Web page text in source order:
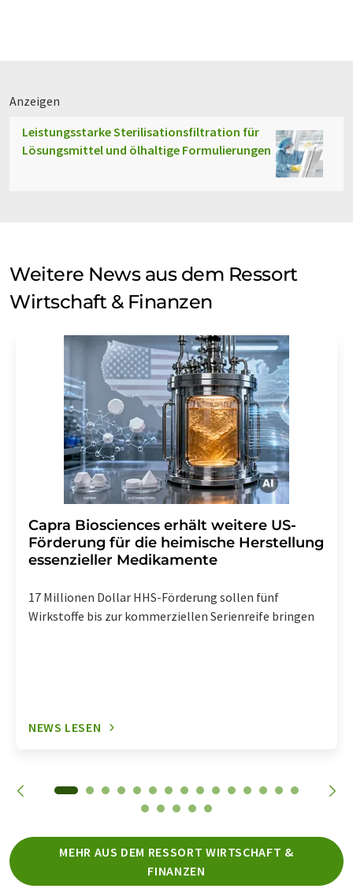
Anzeigen
Leistungsstarke Sterilisationsfiltration für
Lösungsmittel und ölhaltige Formulierungen
Weitere News aus dem Ressort
Wirtschaft & Finanzen
Capra Biosciences erhält weitere US-
Förderung für die heimische Herstellung
essenzieller Medikamente
17 Millionen Dollar HHS-Förderung sollen fünf
Wirkstoffe bis zur kommerziellen Serienreife bringen
NEWS LESEN
MEHR AUS DEM RESSORT WIRTSCHAFT &
FINANZEN